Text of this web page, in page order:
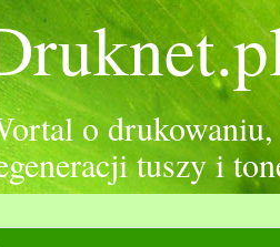
o drukowaniu,
tuszy i